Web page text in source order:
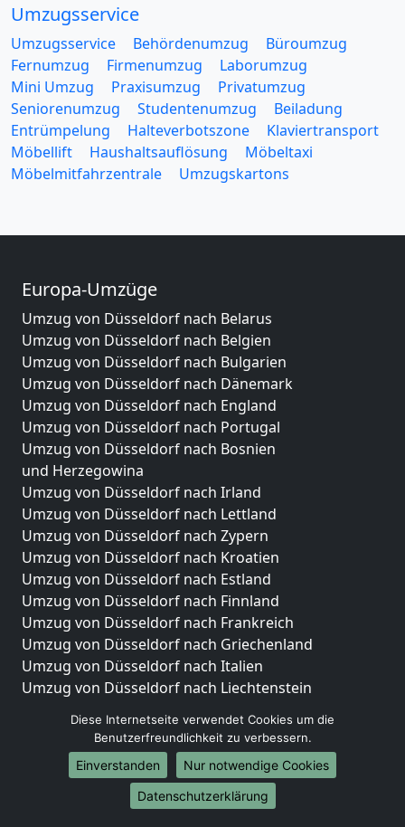
Umzugsservice
Umzugsservice Behördenumzug
Büroumzug
Fernumzug
Firmenumzug
Laborumzug
Mini Umzug
Praxisumzug
Privatumzug
Seniorenumzug
Studentenumzug
Beiladung
Entrümpelung
Halteverbotszone
Klaviertransport
Möbellift
Haushaltsauflösung
Möbeltaxi
Möbelmitfahrzentrale
Umzugskartons
Europa-Umzüge
Umzug von Düsseldorf nach Belarus
Umzug von Düsseldorf nach Belgien
Umzug von Düsseldorf nach Bulgarien
Umzug von Düsseldorf nach Dänemark
Umzug von Düsseldorf nach England
Umzug von Düsseldorf nach Portugal
Umzug von Düsseldorf nach Bosnien
und Herzegowina
Umzug von Düsseldorf nach Irland
Umzug von Düsseldorf nach Lettland
Umzug von Düsseldorf nach Zypern
Umzug von Düsseldorf nach Kroatien
Umzug von Düsseldorf nach Estland
Umzug von Düsseldorf nach Finnland
Umzug von Düsseldorf nach Frankreich
Umzug von Düsseldorf nach Griechenland
Umzug von Düsseldorf nach Italien
Umzug von Düsseldorf nach Liechtenstein
Umzug von Düsseldorf nach Niederlande
Umzug von Düsseldorf nach Norwegen
Umzüge-Deutschlandweit
Diese Internetseite verwendet Cookies um die
Benutzerfreundlichkeit zu verbessern.
Einverstanden
Nur notwendige Cookies
Datenschutzerklärung